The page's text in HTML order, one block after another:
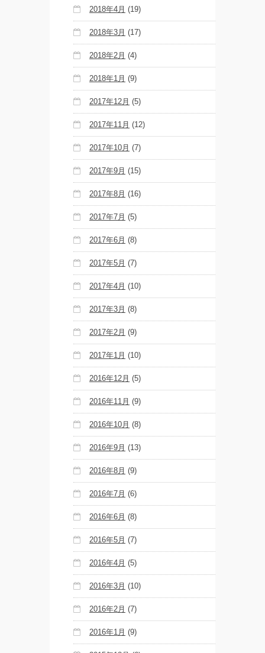
2018年4月 (19)
2018年3月 (17)
2018年2月 (4)
2018年1月 (9)
2017年12月 (5)
2017年11月 (12)
2017年10月 (7)
2017年9月 (15)
2017年8月 (16)
2017年7月 (5)
2017年6月 (8)
2017年5月 (7)
2017年4月 (10)
2017年3月 (8)
2017年2月 (9)
2017年1月 (10)
2016年12月 (5)
2016年11月 (9)
2016年10月 (8)
2016年9月 (13)
2016年8月 (9)
2016年7月 (6)
2016年6月 (8)
2016年5月 (7)
2016年4月 (5)
2016年3月 (10)
2016年2月 (7)
2016年1月 (9)